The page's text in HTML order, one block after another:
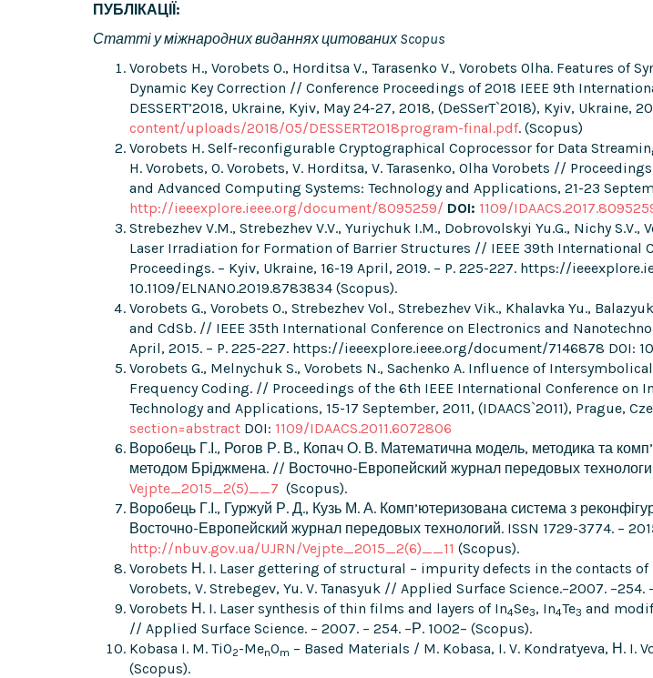
ПУБЛІКАЦІЇ:
Статті у міжнародних виданнях цитованихScopus
Vorobets H., Vorobets O., Horditsa V., Tarasenko V., Vorobets Olha. Features
Dynamic Key Correction // Conference Proceedings of 2018 IEEE 9th
DESSERT’2018, Ukraine, Kyiv, May 24-27, 2018, (DeSSerT`2018), Kyiv, Ukraine,
content/uploads/2018/05/DESSERT2018program-final.pdf. (Scopus)
Vorobets H. Self-reconfigurable Cryptographical Coprocessor for Data
H. Vorobets, O. Vorobets, V. Horditsa, V. Tarasenko, Olha Vorobets //
and Advanced Computing Systems: Technology and Applications, 21-23
http://ieeexplore.ieee.org/document/8095259/ DOI: 1109/
Strebezhev V.M., Strebezhev V.V., Yuriychuk I.M., Dobrovolskyi Yu.G., Nichy S.V.,
Laser Irradiation for Formation of Barrier Structures // IEEE 39th International
Proceedings. – Kyiv, Ukraine, 16-19 April, 2019. – P. 225-227. https://
10.1109/ELNANO.2019.8783834 (Scopus).
Vorobets G., Vorobets O., Strebezhev Vol., Strebezhev Vik., Khalavka Yu.,
and CdSb. // IEEE 35th International Conference on Electronics and
April, 2015. – P. 225-227. https://ieeexplore.ieee.org/document/7146878 DOI:
Vorobets G., Melnychuk S., Vorobets N., Sachenko A. Influence of
Frequency Coding. // Proceedings of the 6th IEEE International Conference
Technology and Applications, 15-17 September, 2011, (IDAACS`2011), Prague,
section=abstract DOI: 1109/IDAACS.2011.6072806
Воробець Г.І., Рогов Р. В., Копач О. В. Математична модель, методика та
методом Бріджмена. // Восточно-Европейский журнал передовых
Vejpte_2015_2(5)__7 (Scopus).
Воробець Г.І., Гуржуй Р. Д., Кузь М. А. Комп’ютеризована система з
Восточно-Европейский журнал передовых технологий. ISSN 1729-3774. –
http://nbuv.gov.ua/UJRN/Vejpte_2015_2(6)__11 (Scopus).
Vorobets Н. I. Laser gettering of structural – impurity defects in the contacts
Vorobets, V. Strebegev, Yu. V. Tanasyuk // Applied Surface Science.–2007. –254.
Vorobets Н. I. Laser synthesis of thin films and layers of In4Se3, In4Te3 and
// Applied Surface Science. – 2007. – 254. –Р. 1002– (Scopus).
Kobasa I. M. TiO2-MenOm – Based Materials / M. Kobasa, I. V. Kondratyeva, Н.
(Scopus).